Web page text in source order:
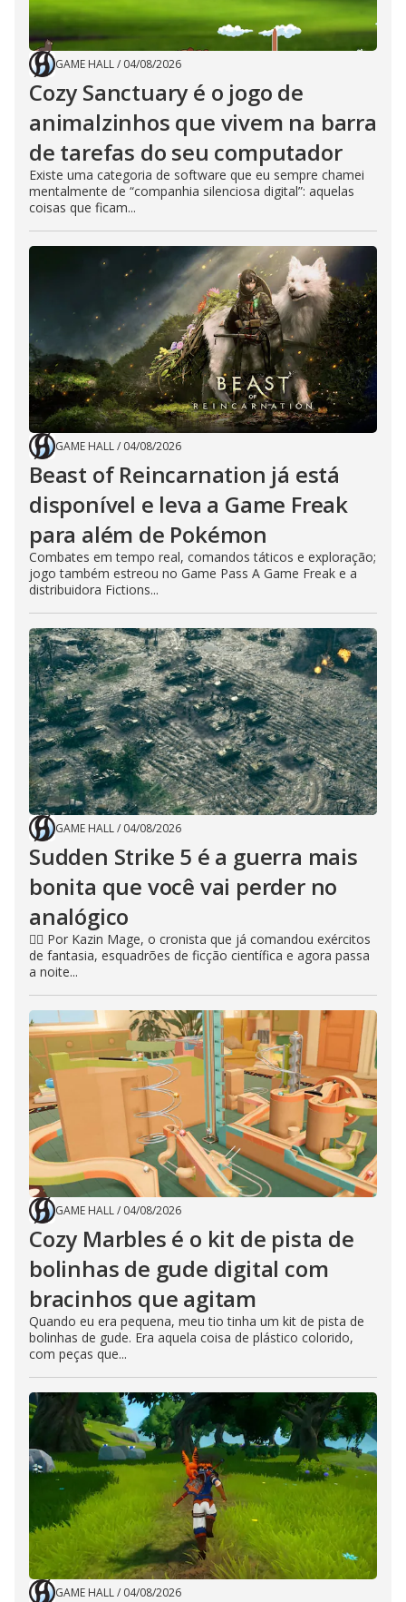
GAME HALL/ 04/08/2026
Cozy Sanctuary é o jogo de
animalzinhos que vivem na barra
de tarefas do seu computador
Existe uma categoria de software que eu sempre chamei
mentalmente de “companhia silenciosa digital”: aquelas
coisas que ficam...
GAME HALL/ 04/08/2026
Beast of Reincarnation já está
disponível e leva a Game Freak
para além de Pokémon
Combates em tempo real, comandos táticos e exploração;
jogo também estreou no Game Pass A Game Freak e a
distribuidora Fictions...
GAME HALL/ 04/08/2026
Sudden Strike 5 é a guerra mais
bonita que você vai perder no
analógico
🧙‍♂️ Por Kazin Mage, o cronista que já comandou exércitos
de fantasia, esquadrões de ficção científica e agora passa
a noite...
GAME HALL/ 04/08/2026
Cozy Marbles é o kit de pista de
bolinhas de gude digital com
bracinhos que agitam
Quando eu era pequena, meu tio tinha um kit de pista de
bolinhas de gude. Era aquela coisa de plástico colorido,
com peças que...
GAME HALL/ 04/08/2026